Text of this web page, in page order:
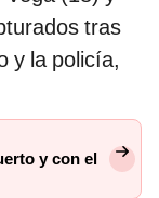
tras
y la policía,
y con el